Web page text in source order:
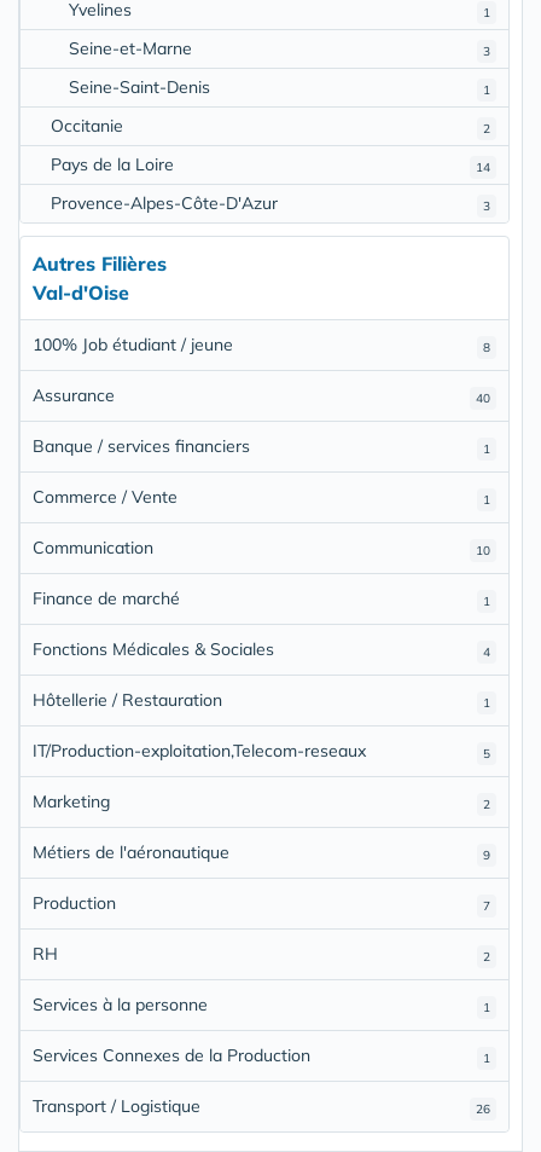
1
Yvelines
3
Seine-et-Marne
1
Seine-Saint-Denis
2
Occitanie
14
Pays de la Loire
3
Provence-Alpes-Côte-D'Azur
Autres Filières
Val-d'Oise
8
100% Job étudiant / jeune
40
Assurance
1
Banque / services financiers
1
Commerce / Vente
10
Communication
1
Finance de marché
4
Fonctions Médicales & Sociales
1
Hôtellerie / Restauration
5
IT/Production-exploitation,Telecom-reseaux
2
Marketing
9
Métiers de l'aéronautique
7
Production
2
RH
1
Services à la personne
1
Services Connexes de la Production
26
Transport / Logistique